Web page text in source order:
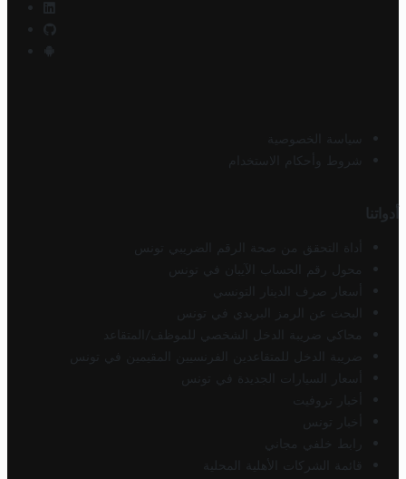
سياسة الخصوصية
شروط وأحكام الاستخدام
أدواتنا
أداة التحقق من صحة الرقم الضريبي تونس
محول رقم الحساب الآيبان في تونس
أسعار صرف الدينار التونسي
البحث عن الرمز البريدي في تونس
محاكي ضريبة الدخل الشخصي للموظف/المتقاعد
ضريبة الدخل للمتقاعدين الفرنسيين المقيمين في تونس
أسعار السيارات الجديدة في تونس
أخبار تروفيت
أخبار تونس
رابط خلفي مجاني
قائمة الشركات الأهلية المحلية